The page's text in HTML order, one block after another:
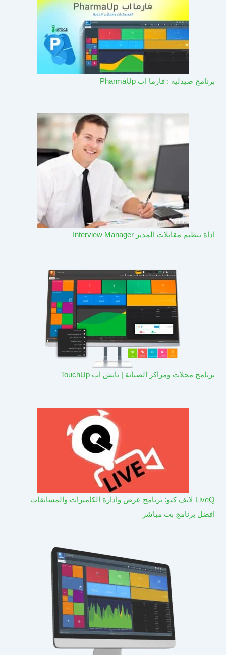
برنامج صيدلية : فارما اب PharmaUp​
اداة تنظيم مقابلات المدير Interview Manager
برنامج محلات ومراكز الصيانة | تاتش اب TouchUp
LiveQ لايف كيو: برنامج عرض وادارة الكاميرات والمسابقات –
افضل برنامج بث مباشر